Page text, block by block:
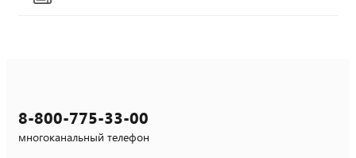
8-800-775-33-00
многоканальный телефон